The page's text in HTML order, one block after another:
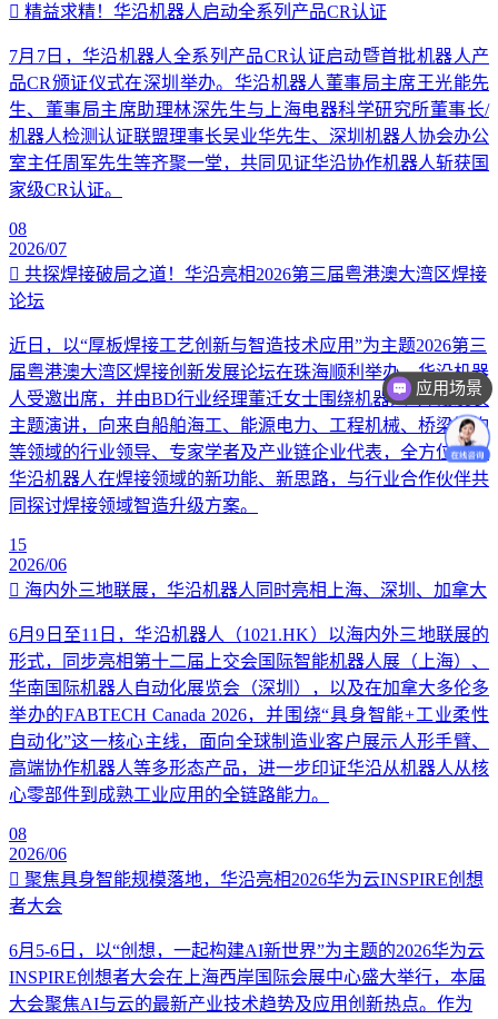
精益求精！华沿机器人启动全系列产品CR认证
7月7日，华沿机器人全系列产品CR认证启动暨首批机器人产
品CR颁证仪式在深圳举办。华沿机器人董事局主席王光能先
生、董事局主席助理林深先生与上海电器科学研究所董事长/
机器人检测认证联盟理事长吴业华先生、深圳机器人协会办公
室主任周军先生等齐聚一堂，共同见证华沿协作机器人斩获国
家级CR认证。
08
2026/07
共探焊接破局之道！华沿亮相2026第三届粤港澳大湾区焊接
论坛
近日，以“厚板焊接工艺创新与智造技术应用”为主题2026第三
届粤港澳大湾区焊接创新发展论坛在珠海顺利举办。华沿机器
人受邀出席，并由BD行业经理董迁女士围绕机器人+焊接发表
主题演讲，向来自船舶海工、能源电力、工程机械、桥梁钢构
等领域的行业领导、专家学者及产业链企业代表，全方位讲解
华沿机器人在焊接领域的新功能、新思路，与行业合作伙伴共
同探讨焊接领域智造升级方案。
15
2026/06
海内外三地联展，华沿机器人同时亮相上海、深圳、加拿大
6月9日至11日，华沿机器人（1021.HK）以海内外三地联展的
形式，同步亮相第十二届上交会国际智能机器人展（上海）、
华南国际机器人自动化展览会（深圳），以及在加拿大多伦多
举办的FABTECH Canada 2026，并围绕“具身智能+工业柔性
自动化”这一核心主线，面向全球制造业客户展示人形手臂、
高端协作机器人等多形态产品，进一步印证华沿从机器人从核
心零部件到成熟工业应用的全链路能力。
08
2026/06
聚焦具身智能规模落地，华沿亮相2026华为云INSPIRE创想
者大会
6月5-6日，以“创想，一起构建AI新世界”为主题的2026华为云
INSPIRE创想者大会在上海西岸国际会展中心盛大举行，本届
大会聚焦AI与云的最新产业技术趋势及应用创新热点。作为
应用场景